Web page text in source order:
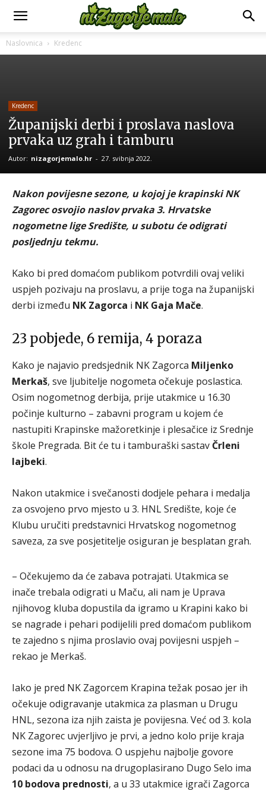
Naslovnica Kredenc
Kredenc
Županijski derbi i proslava naslova
prvaka uz grah i tamburu
Autor: nizagorjemalo.hr - 27. svibnja 2022.
Nakon povijesne sezone, u kojoj je krapinski NK
Zagorec osvojio naslov prvaka 3. Hrvatske
nogometne lige Središte, u subotu će odigrati
posljednju tekmu.
Kako bi pred domaćom publikom potvrdili ovaj veliki
uspjeh pozivaju na proslavu, a prije toga na županijski
derbi između NK Zagorca i NK Gaja Mače.
23 pobjede, 6 remija, 4 poraza
Kako je najavio predsjednik NK Zagorca Miljenko
Merkaš, sve ljubitelje nogometa očekuje poslastica.
Osim nogometnog derbija, prije utakmice u 16.30
počinje kulturno – zabavni program u kojem će
nastupiti Krapinske mažoretkinje i plesačice iz Srednje
škole Pregrada. Bit će tu i tamburaški sastav Črleni
lajbeki.
Nakon utakmice i svečanosti dodjele pehara i medalja
za osvojeno prvo mjesto u 3. HNL Središte, koje će
Klubu uručiti predstavnici Hrvatskog nogometnog
saveza, za sve posjetitelje osiguran je besplatan grah.
– Očekujemo da će zabava potrajati. Utakmica se
inače trebala odigrati u Maču, ali nam je Uprava
njihovog kluba dopustila da igramo u Krapini kako bi
se nagrade i pehari podijelili pred domaćom publikom
te zajedno s njima proslavio ovaj povijesni uspjeh –
rekao je Merkaš.
Iako je pred NK Zagorcem Krapina težak posao jer ih
očekuje odigravanje utakmica za plasman u Drugu
HNL, sezona iza njih zaista je povijesna. Već od 3. kola
NK Zagorec uvjerljivo je prvi, a jedno kolo prije kraja
sezone ima 75 bodova. O uspjehu najbolje govore
podaci da u odnosu na drugoplasirano Dugo Selo ima
10 bodova prednosti, a u 33 utakmice igrači Zagorca